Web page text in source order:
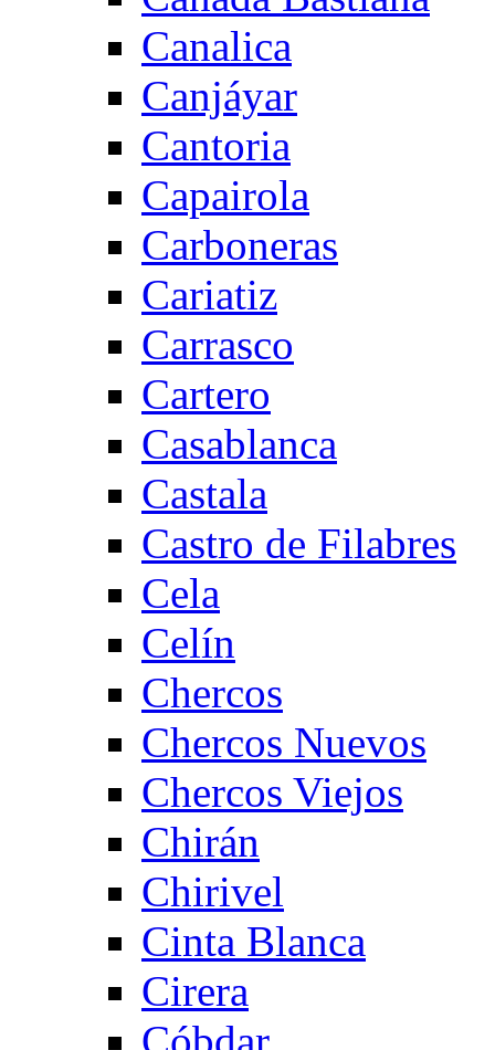
Canalica
Canjáyar
Cantoria
Capairola
Carboneras
Cariatiz
Carrasco
Cartero
Casablanca
Castala
Castro de Filabres
Cela
Celín
Chercos
Chercos Nuevos
Chercos Viejos
Chirán
Chirivel
Cinta Blanca
Cirera
Cóbdar